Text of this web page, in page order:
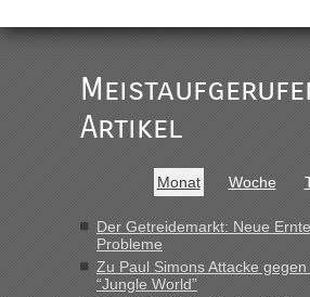
gab es keine Probleme“
inRecht, Visa und
Anfang des Jahres haben die
Verstöße im Wert von fast 11
„Am besten wäre natürlich, wenn die
Alleinreisende Männer stehen
Verdacht.“
Artikel
Monat Woche
Der Getreidemarkt: Neue
Probleme
Zu Paul Simons Attacke
“Jungle World”